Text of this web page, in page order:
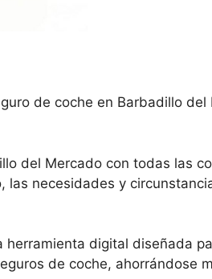
de coche en Barbadillo del
del Mercado con todas las
las necesidades y
digital diseñada
de coche, ahorrándose